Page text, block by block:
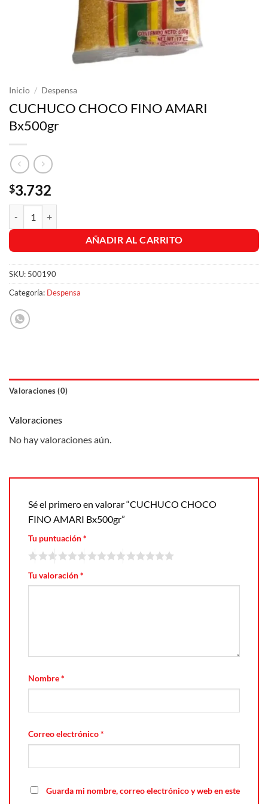
Inicio / Despensa
CUCHUCO CHOCO FINO AMARI
Bx500gr
$3.732
AÑADIR AL CARRITO
SKU: 500190
Categoría: Despensa
Valoraciones (0)
Valoraciones
No hay valoraciones aún.
Sé el primero en valorar “CUCHUCO CHOCO
FINO AMARI Bx500gr”
Tu puntuación*
Tu valoración*
Nombre*
Correo electrónico*
Guarda mi nombre, correo electrónico y web en este